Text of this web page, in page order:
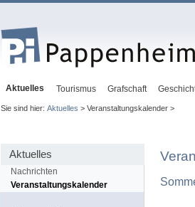
Aktuelles Tourismus Grafschaft
Sie sind hier: Aktuelles > Veranstaltungskalender >
Aktuelles
Nachrichten
Veranstaltungskalender